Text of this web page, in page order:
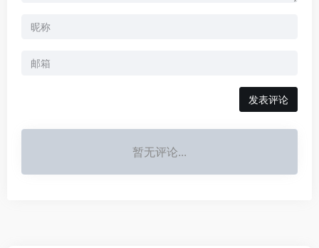
发表评论
暂无评论...